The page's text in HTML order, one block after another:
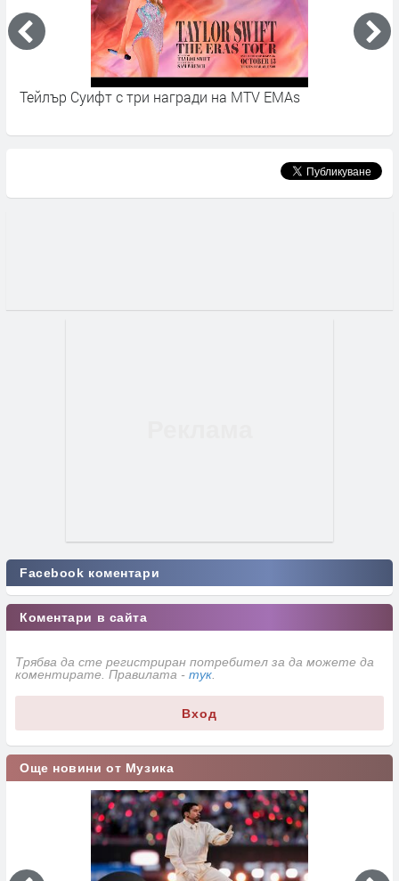
Тейлър Суифт с три награди на MTV EMAs
Facebook коментари
Коментари в сайта
Трябва да сте регистриран потребител за да можете да
коментирате. Правилата - тук
Вход
Още новини от Музика